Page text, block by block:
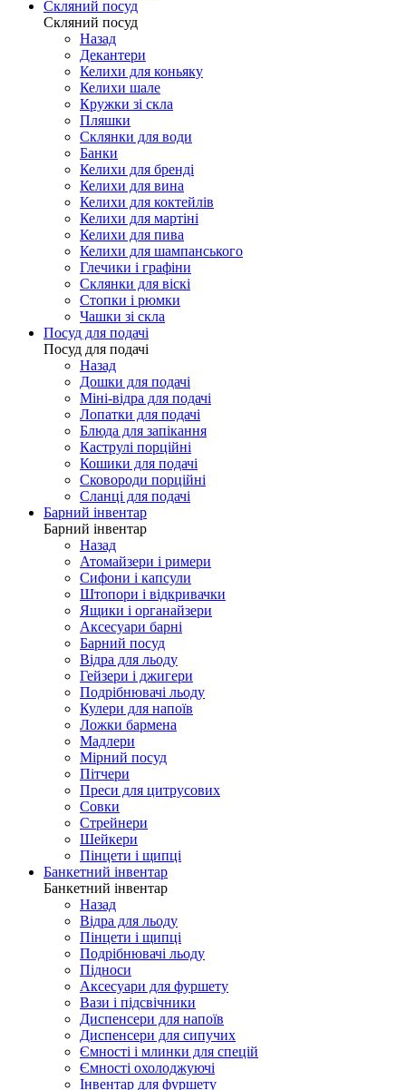
Скляний посуд
Скляний посуд
Назад
Декантери
Келихи для коньяку
Келихи шале
Кружки зі скла
Пляшки
Склянки для води
Банки
Келихи для бренді
Келихи для вина
Келихи для коктейлів
Келихи для мартіні
Келихи для пива
Келихи для шампанського
Глечики і графіни
Склянки для віскі
Стопки і рюмки
Чашки зі скла
Посуд для подачі
Посуд для подачі
Назад
Дошки для подачі
Міні-відра для подачі
Лопатки для подачі
Блюда для запікання
Каструлі порційні
Кошики для подачі
Сковороди порційні
Сланці для подачі
Барний інвентар
Барний інвентар
Назад
Атомайзери і римери
Сифони і капсули
Штопори і відкривачки
Ящики і органайзери
Аксесуари барні
Барний посуд
Відра для льоду
Гейзери і джигери
Подрібнювачі льоду
Кулери для напоїв
Ложки бармена
Мадлери
Мірний посуд
Пітчери
Преси для цитрусових
Совки
Стрейнери
Шейкери
Пінцети і щипці
Банкетний інвентар
Банкетний інвентар
Назад
Відра для льоду
Пінцети і щипці
Подрібнювачі льоду
Підноси
Аксесуари для фуршету
Вази і підсвічники
Диспенсери для напоїв
Диспенсери для сипучих
Ємності і млинки для спецій
Ємності охолоджуючі
Інвентар для фуршету